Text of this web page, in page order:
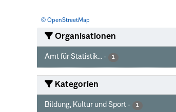
© OpenStreetMap
Organisationen
Amt für Statistik... - 1
Kategorien
Bildung, Kultur und Sport - 1